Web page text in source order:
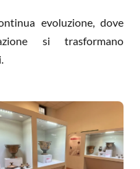
evoluzione, dove
si trasformano